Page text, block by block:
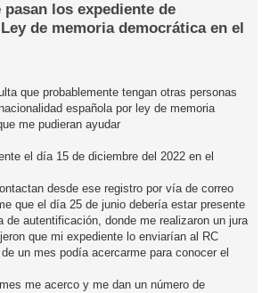
pasan los expediente de
de memoria democrática en el
que probablemente tengan otras personas
española por ley de memoria
me pudieran ayudar
el día 15 de diciembre del 2022 en el
desde ese registro por vía de correo
que el día 25 de junio debería estar presente
de autentificación, donde me realizaron un jura
que mi expediente lo enviarían al RC
un mes podía acercarme para conocer el
me acerco y me dan un número de